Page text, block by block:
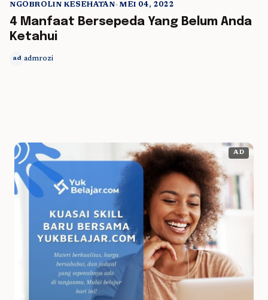
5 min read
NGOBROLIN KESEHATAN•MEI 04, 2022
4 Manfaat Bersepeda Yang Belum Anda
Ketahui
ad admrozi
AD